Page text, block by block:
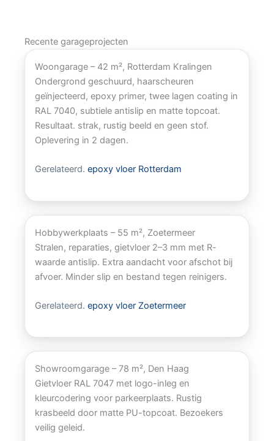
Recente garageprojecten
Woongarage – 42 m², Rotterdam Kralingen
Ondergrond geschuurd, haarscheuren
geïnjecteerd, epoxy primer, twee lagen coating in
RAL 7040, subtiele antislip en matte topcoat.
Resultaat. strak, rustig beeld en geen stof.
Oplevering in 2 dagen.
Gerelateerd. epoxy vloer Rotterdam
Hobbywerkplaats – 55 m², Zoetermeer
Stralen, reparaties, gietvloer 2–3 mm met R-
waarde antislip. Extra aandacht voor afschot bij
afvoer. Minder slip en bestand tegen reinigers.
Gerelateerd. epoxy vloer Zoetermeer
Showroomgarage – 78 m², Den Haag
Gietvloer RAL 7047 met logo-inleg en
kleurcodering voor parkeerplaats. Rustig
krasbeeld door matte PU-topcoat. Bezoekers
veilig geleid.